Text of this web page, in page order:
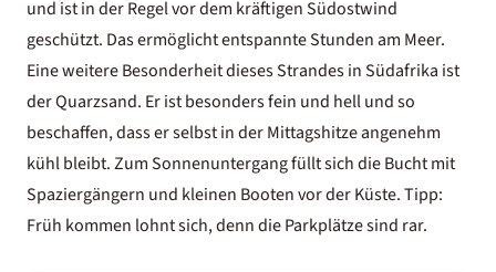
und ist in der Regel vor dem kräftigen Südostwind
geschützt. Das ermöglicht entspannte Stunden am Meer.
Eine weitere Besonderheit dieses Strandes in Südafrika ist
der Quarzsand. Er ist besonders fein und hell und so
beschaffen, dass er selbst in der Mittagshitze angenehm
kühl bleibt. Zum Sonnenuntergang füllt sich die Bucht mit
Spaziergängern und kleinen Booten vor der Küste. Tipp:
Früh kommen lohnt sich, denn die Parkplätze sind rar.